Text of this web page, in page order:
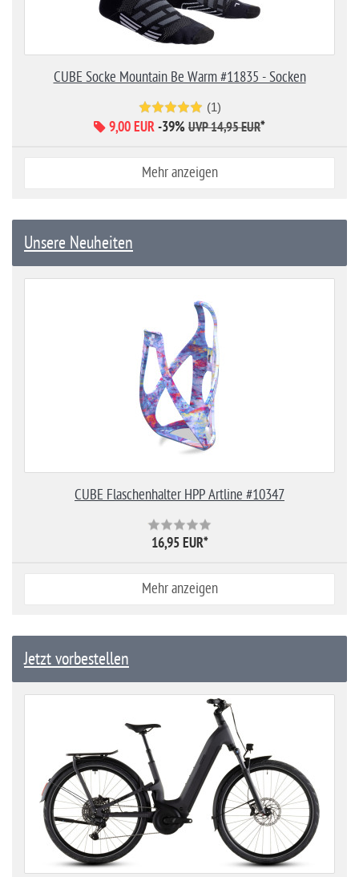
CUBE Socke Mountain Be Warm #11835 - Socken
(1)
9,00 EUR-39% UVP 14,95 EUR*
Mehr anzeigen
Unsere Neuheiten
CUBE Flaschenhalter HPP Artline #10347
16,95 EUR*
Mehr anzeigen
Jetzt vorbestellen